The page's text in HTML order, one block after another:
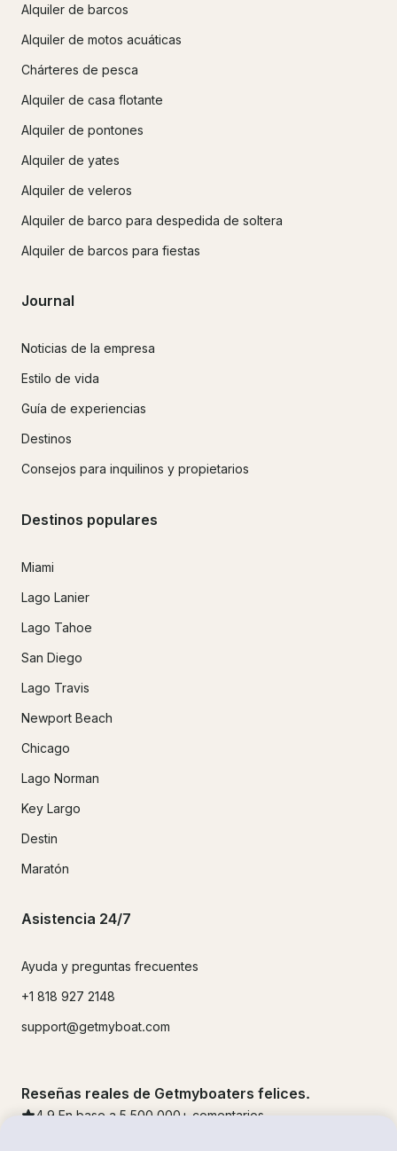
Alquiler de barcos
Alquiler de motos acuáticas
Chárteres de pesca
Alquiler de casa flotante
Alquiler de pontones
Alquiler de yates
Alquiler de veleros
Alquiler de barco para despedida de soltera
Alquiler de barcos para fiestas
Journal
Noticias de la empresa
Estilo de vida
Guía de experiencias
Destinos
Consejos para inquilinos y propietarios
Destinos populares
Miami
Lago Lanier
Lago Tahoe
San Diego
Lago Travis
Newport Beach
Chicago
Lago Norman
Key Largo
Destin
Maratón
Asistencia 24/7
Ayuda y preguntas frecuentes
+1 818 927 2148
support@getmyboat.com
Reseñas reales de Getmyboaters felices.
4.9 En base a 5 500,000 + comentarios